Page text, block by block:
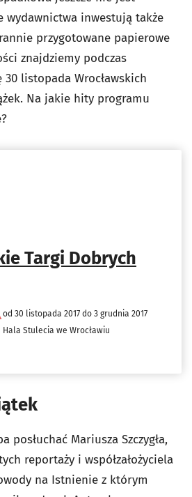
wydawnictwa inwestują także
przygotowane papierowe
znajdziemy podczas
30 listopada Wrocławskich
Na jakie hity programu
Targi Dobrych
od 30 listopada 2017 do 3 grudnia 2017
Hala Stulecia we Wrocławiu
posłuchać Mariusza Szczygła,
reportaży i współzałożyciela
na Istnienie z którym